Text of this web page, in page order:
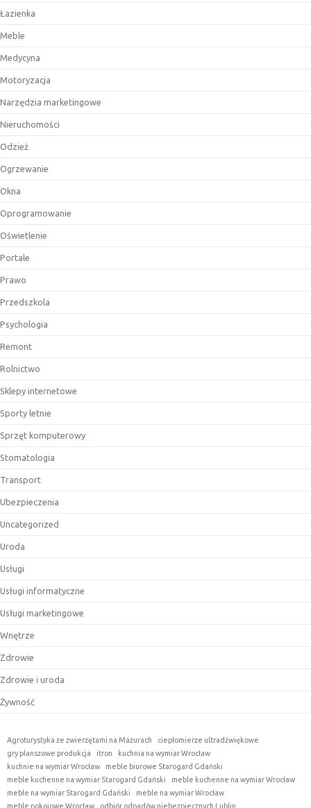
Łazienka
Meble
Medycyna
Motoryzacja
Narzędzia marketingowe
Nieruchomości
Odzież
Ogrzewanie
Okna
Oprogramowanie
Oświetlenie
Portale
Prawo
Przedszkola
Psychologia
Remont
Rolnictwo
Sklepy internetowe
Sporty letnie
Sprzęt komputerowy
Stomatologia
Transport
Ubezpieczenia
Uncategorized
Uroda
Usługi
Usługi informatyczne
Usługi marketingowe
Wnętrze
Zdrowie
Zdrowie i uroda
Żywność
Agroturystyka ze zwierzętami na Mazurach
ciepłomierze ultradźwiękowe
gry planszowe produkcja
itron
kuchnia na wymiar Wrocław
kuchnie na wymiar Wrocław
meble biurowe Starogard Gdański
meble kuchenne na wymiar Starogard Gdański
meble kuchenne na wymiar Wrocław
meble na wymiar Starogard Gdański
meble na wymiar Wrocław
meble pokojowe Wrocław
odbiór odpadów niebezpiecznych Lublin